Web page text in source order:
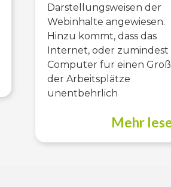
Darstellungsweisen der
Webinhalte angewiesen.
Hinzu kommt, dass das
Internet, oder zumindest
Computer für einen
der Arbeitsplätze
unentbehrlich
Mehr